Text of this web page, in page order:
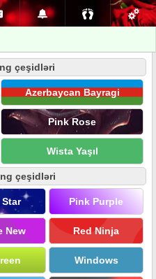
çeşidləri
Azerbaycan Bayragi
Pink Rose
Wista Yaşıl
çeşidləri
Pink Purple
New Red Ninja
Windows